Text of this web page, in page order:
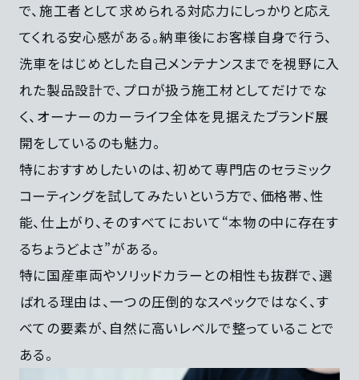
で、施工者として求められる対応力にしっかりと応え
てくれる安心感がある。納車後にお客様自身で行う、
洗車をはじめとした自己メンテナンスまでを視野に入
れた製品設計で、プロが扱う施工材としてだけでな
く、オーナーのカーライフ全体を見据えたブランド展
開をしているのも魅力。
特におすすめしたいのは、初めて専門店のセラミック
コーティングを試してみたいという方で、価格帯、性
能、仕上がり、そのすべてにおいて“本物の中に存在す
るちょうどよさ”がある。
特に国産車両やソリッドカラーとの相性も抜群で、選
ばれる理由は、一つの圧倒的なスペックではなく、す
べての要素が、自然に高いレベルで整っていることで
ある。